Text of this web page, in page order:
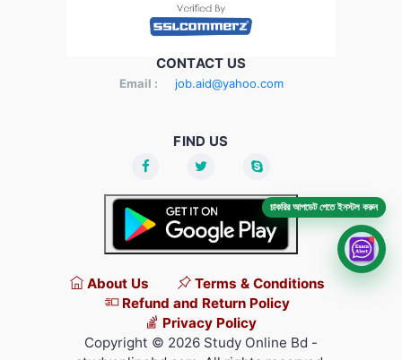
CONTACT US
Email : job.aid@yahoo.com
FIND US
About Us
Terms & Conditions
Refund and Return Policy
Privacy Policy
Copyright © 2026 Study Online Bd -
চাকরির আপডেট পেতে ইনস্টল করুন